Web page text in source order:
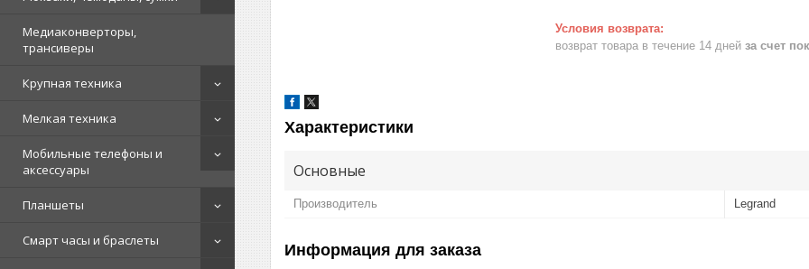
Медиаконверторы,
трансиверы
Крупная техника
Мелкая техника
Мобильные телефоны и
аксессуары
Планшеты
Смарт часы и браслеты
возврат товара в течение 14 дней за счет
Характеристики
Основные
Производитель Legrand
Информация для заказа